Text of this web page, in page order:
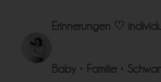
Erinnerungen ♡
Baby • Familie •